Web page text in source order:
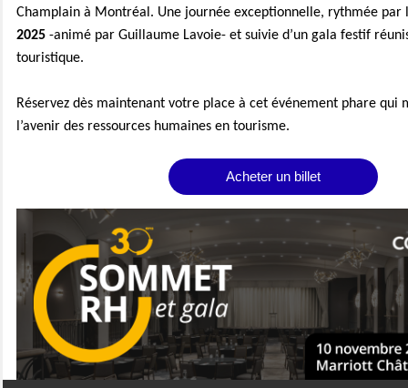
Champlain à Montréal. Une journée exceptionnelle, rythmée par
2025 -animé par Guillaume Lavoie- et suivie d’un gala festif
touristique.
Réservez dès maintenant votre place à cet événement phare qui
l’avenir des ressources humaines en tourisme.
Acheter un billet